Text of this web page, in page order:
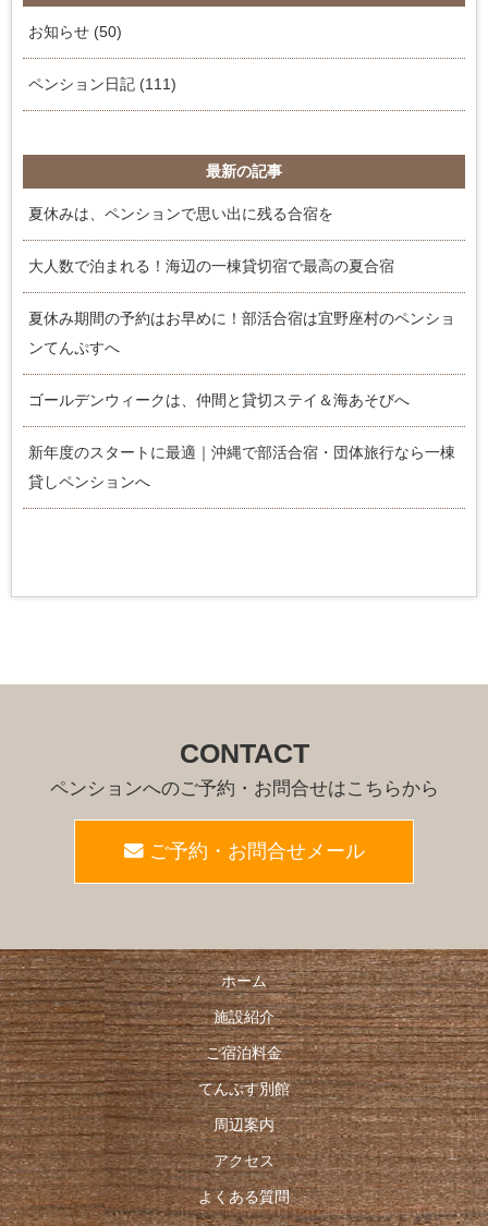
お知らせ (50)
ペンション日記 (111)
最新の記事
夏休みは、ペンションで思い出に残る合宿を
大人数で泊まれる！海辺の一棟貸切宿で最高の夏合宿
夏休み期間の予約はお早めに！部活合宿は宜野座村のペンショ
ンてんぷすへ
ゴールデンウィークは、仲間と貸切ステイ＆海あそびへ
新年度のスタートに最適｜沖縄で部活合宿・団体旅行なら一棟
貸しペンションへ
CONTACT
ペンションへのご予約・お問合せはこちらから
ご予約・お問合せメール
ホーム
施設紹介
ご宿泊料金
てんぷす別館
周辺案内
アクセス
よくある質問